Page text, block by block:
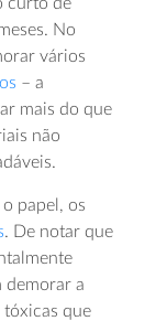
No
vários
– a
mais do que
não
papel, os
. De notar que
demorar a
tóxicas que